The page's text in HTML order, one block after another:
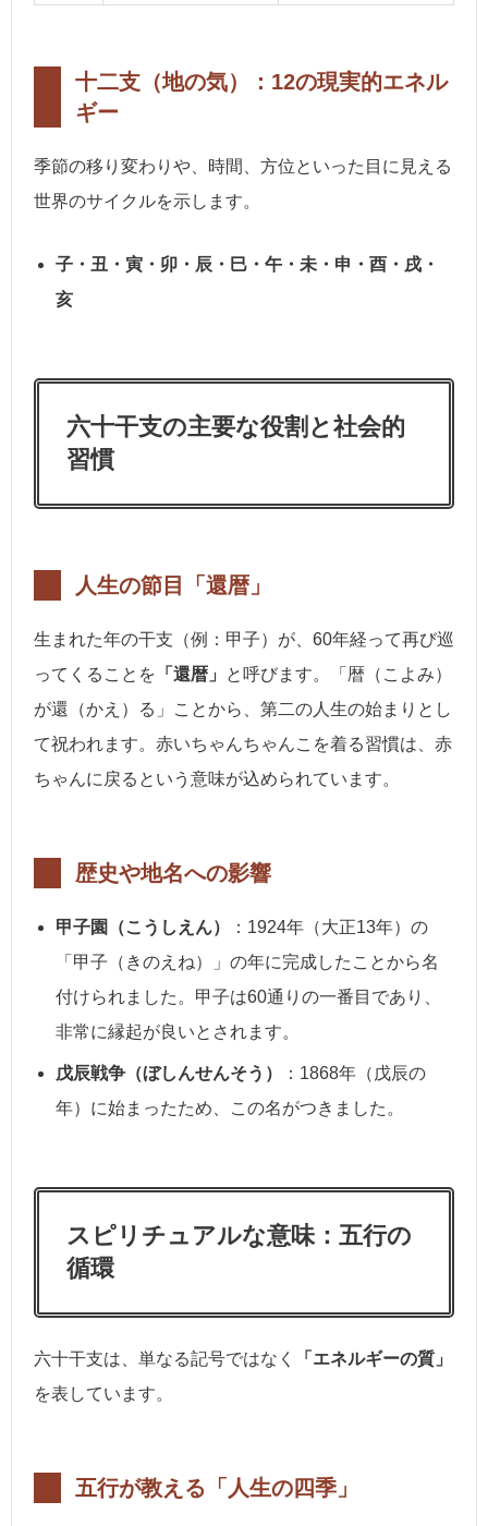
十二支（地の気）：12の現実的エネル
ギー
季節の移り変わりや、時間、方位といった目に見える
世界のサイクルを示します。
子・丑・寅・卯・辰・巳・午・未・申・酉・戌・
亥
六十干支の主要な役割と社会的
習慣
人生の節目「還暦」
生まれた年の干支（例：甲子）が、60年経って再び巡
ってくることを 「還暦」
と呼びます。「暦（こよみ）
が還（かえ）る」ことから、第二の人生の始まりとし
て祝われます。赤いちゃんちゃんこを着る習慣は、赤
ちゃんに戻るという意味が込められています。
歴史や地名への影響
甲子園（こうしえん）
：1924年（大正13年）の
「甲子（きのえね）」の年に完成したことから名
付けられました。甲子は60通りの一番目であり、
非常に縁起が良いとされます。
戊辰戦争（ぼしんせんそう）
：1868年（戊辰の
年）に始まったため、この名がつきました。
スピリチュアルな意味：五行の
循環
六十干支は、単なる記号ではなく
「エネルギーの質」
を表しています。
五行が教える「人生の四季」